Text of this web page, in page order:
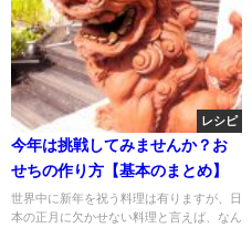
レシピ
今年は挑戦してみませんか？お
せちの作り方【基本のまとめ】
世界中に新年を祝う料理は有りますが、日
本の正月に欠かせない料理と言えば、なん